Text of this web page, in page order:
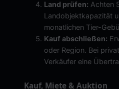
Land prüfen: Achten
Landobjektkapazität
monatlichen Tier-
Kauf abschließen:
oder Region. Bei
Verkäufer eine
Kauf, Miete & Auktion